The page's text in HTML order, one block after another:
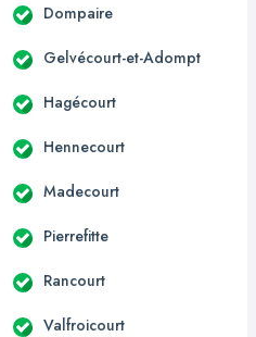
Dompaire
Gelvécourt-et-Adompt
Hagécourt
Hennecourt
Madecourt
Pierrefitte
Rancourt
Valfroicourt